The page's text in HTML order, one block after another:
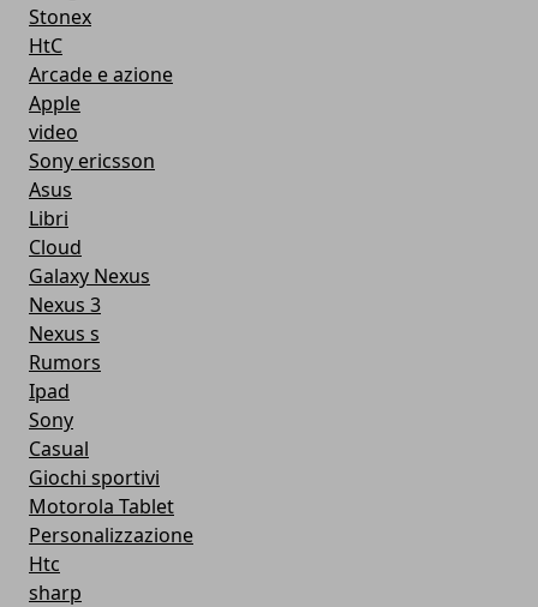
Stonex
HtC
Arcade e azione
Apple
video
Sony ericsson
Asus
Libri
Cloud
Galaxy Nexus
Nexus 3
Nexus s
Rumors
Ipad
Sony
Casual
Giochi sportivi
Motorola Tablet
Personalizzazione
Htc
sharp